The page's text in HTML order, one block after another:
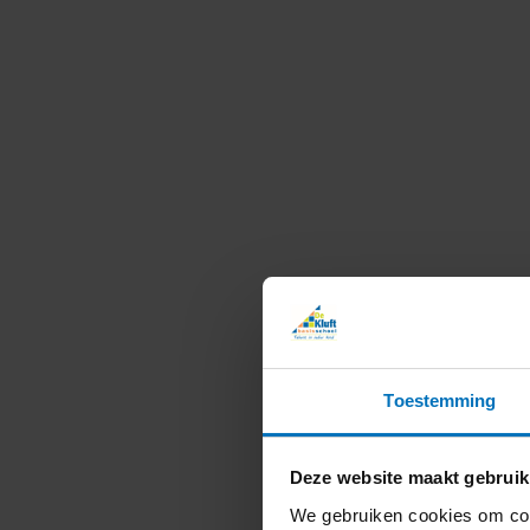
Toestemming
Deze website maakt
We gebruiken cookies om